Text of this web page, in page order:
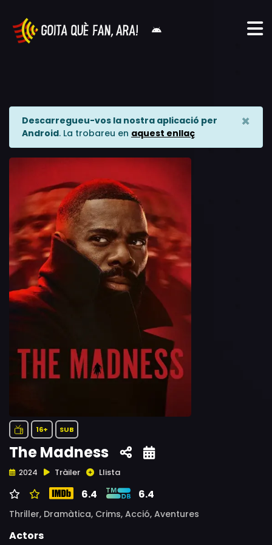
Descarregueu-vos la nostra aplicació per
Android. La trobareu en aquest enllaç
×
16+ SUB
The Madness
2024 Tràiler Llista
6.4 6.4
Thriller, Dramàtica, Crims, Acció, Aventures
Actors